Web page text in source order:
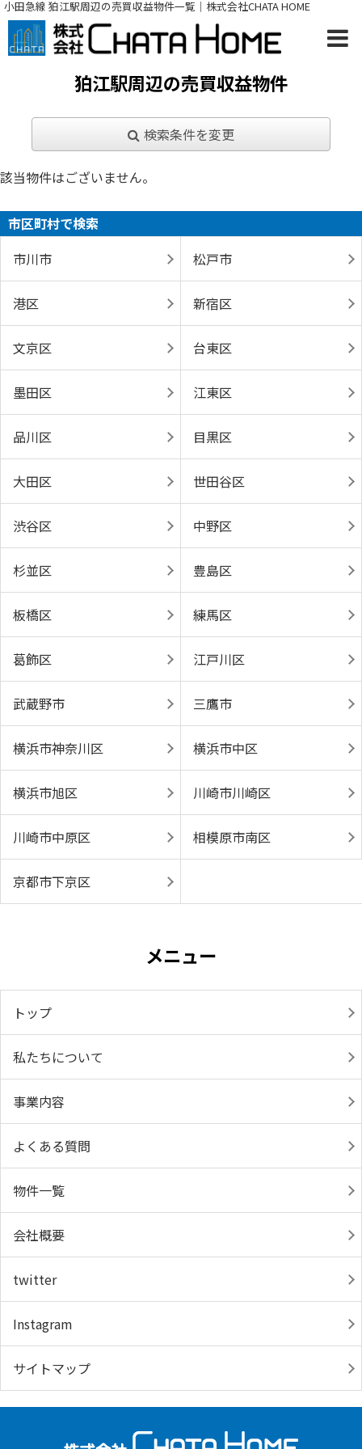
小田急線 狛江駅周辺の売買収益物件一覧｜株式会社CHATA HOME
狛江駅周辺の売買収益物件
検索条件を変更
該当物件はございません。
市区町村で検索
市川市
松戸市
港区 新宿区
文京区 台東区
墨田区 江東区
品川区 目黒区
大田区 世田谷区
渋谷区 中野区
杉並区 豊島区
板橋区 練馬区
葛飾区 江戸川区
武蔵野市 三鷹市
横浜市神奈川区 横浜市中区
横浜市旭区 川崎市川崎区
川崎市中原区 相模原市南区
京都市下京区
メニュー
トップ
私たちについて
事業内容
よくある質問
物件一覧
会社概要
twitter
Instagram
サイトマップ